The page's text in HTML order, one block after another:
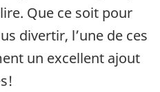
Que ce soit pour
divertir, l’une de ces
un excellent ajout